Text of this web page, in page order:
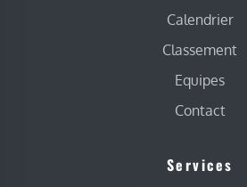
Calendrier
Classement
Equipes
Contact
Services